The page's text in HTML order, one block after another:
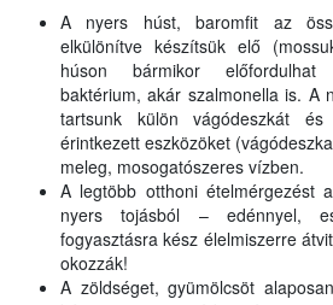
A nyers húst, baromfit az
elkülönítve készítsük elő
húson bármikor előfordulhat
baktérium, akár szalmonella is. A
tartsunk külön vágódeszkát
érintkezett eszközöket
meleg, mosogatószeres vízben.
A legtöbb otthoni ételmérgezést
nyers tojásból – edénnyel,
fogyasztásra kész élelmiszerre
okozzák!
A zöldséget, gyümölcsöt